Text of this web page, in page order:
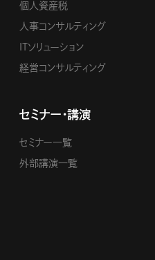
個人資産税
人事コンサルティング
ITソリューション
経営コンサルティング
セミナー・講演
セミナー一覧
外部講演一覧